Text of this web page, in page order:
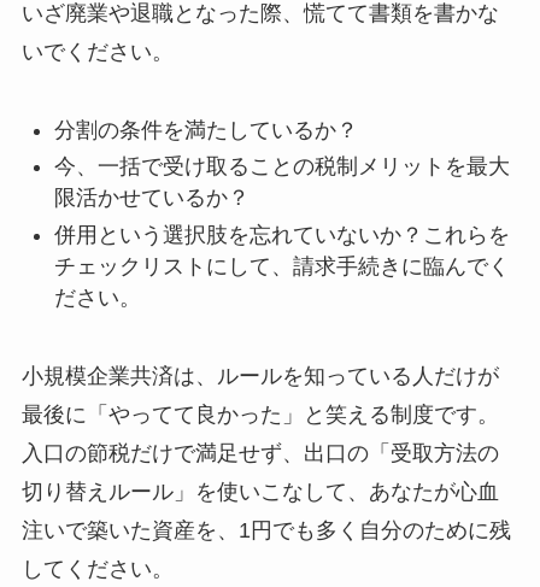
いざ廃業や退職となった際、慌てて書類を書かな
いでください。
分割の条件を満たしているか？
今、一括で受け取ることの税制メリットを最大
限活かせているか？
併用という選択肢を忘れていないか？これらを
チェックリストにして、請求手続きに臨んでく
ださい。
小規模企業共済は、ルールを知っている人だけが
最後に「やってて良かった」と笑える制度です。
入口の節税だけで満足せず、出口の「受取方法の
切り替えルール」を使いこなして、あなたが心血
注いで築いた資産を、1円でも多く自分のために残
してください。